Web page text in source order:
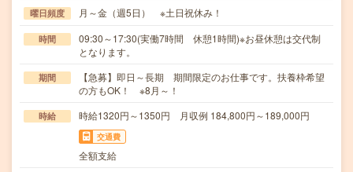
曜日頻度 月～金（週5日） ※土日祝休み！
時間
09:30～17:30(実働7時間 休憩1時間)※お昼休憩は交代制
となります。
期間
【急募】即日～長期 期間限定のお仕事です。扶養枠希望
の方もOK！ ※8月～！
時給 時給1320円～1350円 月収例 184,800円～189,000円
交通費
全額支給